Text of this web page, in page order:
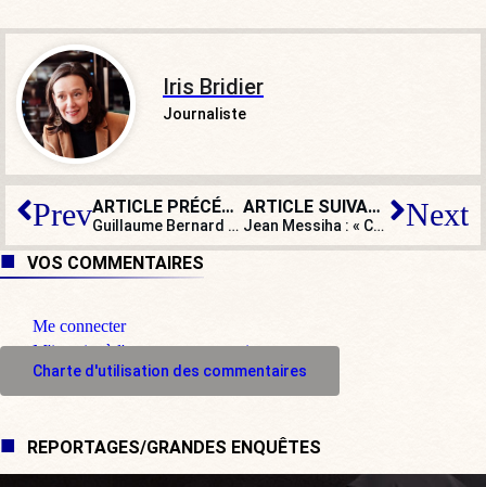
Iris Bridier
Journaliste
Prev ARTICLE PRÉCÉDENT
Guillaume Bernard : « Ces mesures de reconfinement ne sont pas claires… Les Français sont très inquiets pour l’avenir ! »
ARTICLE SUIVANT
Jean Messiha : « Ce nouveau confinement est le symbole d’un échec, l’exécutif n’a pas tiré de leçons de la première vague » Next
VOS COMMENTAIRES
Me connecter
M'inscrire à l'espace commentaire
Charte d'utilisation des commentaires
REPORTAGES/GRANDES ENQUÊTES